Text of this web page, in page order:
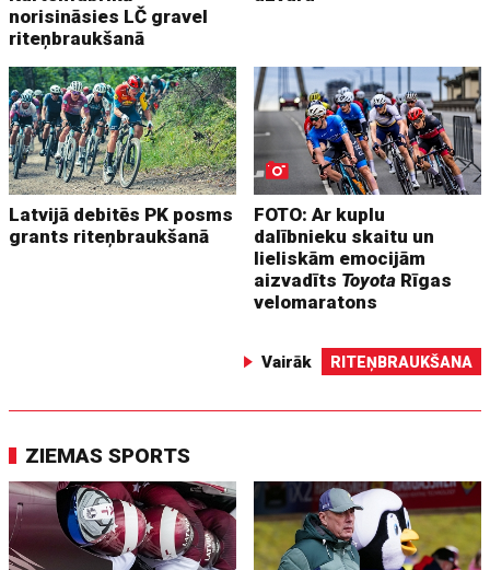
norisināsies LČ gravel
riteņbraukšanā
Latvijā debitēs PK posms
grants riteņbraukšanā
FOTO: Ar kuplu
dalībnieku skaitu un
lieliskām emocijām
aizvadīts Toyota Rīgas
velomaratons
Vairāk RITEŅBRAUKŠANA
ZIEMAS SPORTS